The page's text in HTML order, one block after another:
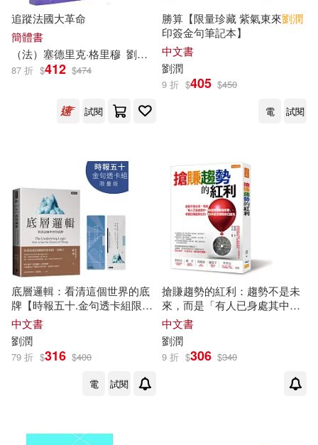
追蹤法國大革命
簡體書
（法）塞德里克·格里穆 劉潤
87 折 $412 $474
試閱
勝算【限量珍藏 紫氣東來劉潤
印簽金句筆記本】
中文書
劉潤
9 折 $405 $450
電
試閱
底層邏輯：看清這個世界的底
牌【時報五十.金句透卡組限量
版】
中文書
劉潤
79 折 $316 $400
電
試閱
搶賺趨勢的紅利：趨勢不是未
來，而是「有人已身處其中，
你還覺得匪夷所思」。掌握四
種趨勢紅利，對手還沒領悟你
已搶先
中文書
劉潤
9 折 $306 $340